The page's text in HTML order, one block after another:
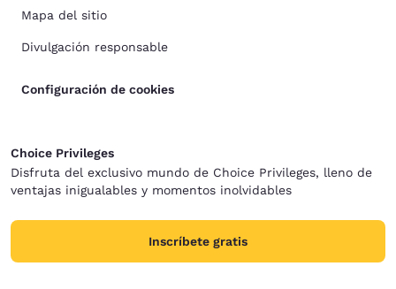
Mapa del sitio
Divulgación responsable
Configuración de cookies
Choice Privileges
Disfruta del exclusivo mundo de Choice Privileges, lleno de
ventajas inigualables y momentos inolvidables
Inscríbete gratis